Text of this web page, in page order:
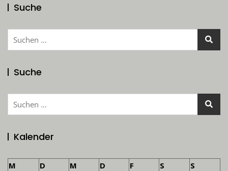
Suche
Suchen
Suche
Suchen
Kalender
M D M D F S S